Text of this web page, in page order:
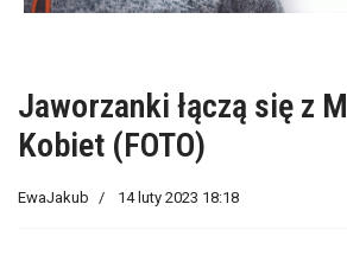
Jaworzanki łączą się z
Kobiet (FOTO)
EwaJakub 14 luty 2023 18:18